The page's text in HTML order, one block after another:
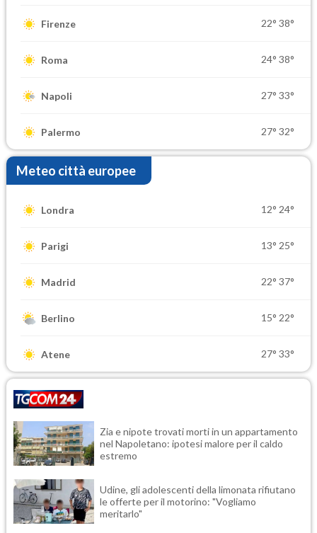
Firenze 22° 38°
Roma 24° 38°
Napoli 27° 33°
Palermo 27° 32°
Meteo città europee
Londra 12° 24°
Parigi 13° 25°
Madrid 22° 37°
Berlino 15° 22°
Atene 27° 33°
Zia e nipote trovati morti in un appartamento
nel Napoletano: ipotesi malore per il caldo
estremo
Udine, gli adolescenti della limonata rifiutano
le offerte per il motorino: "Vogliamo
meritarlo"